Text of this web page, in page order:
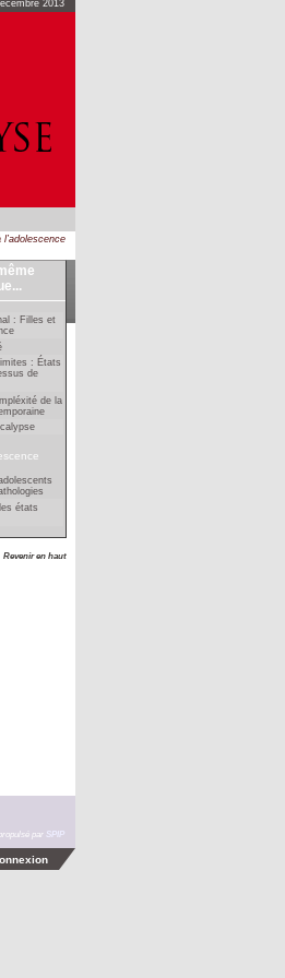
2013
l’adolescence
: Filles et
: États
de
de la
états
Revenir en haut
par SPIP